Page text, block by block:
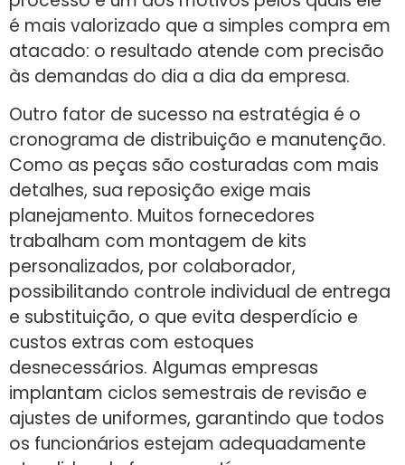
é mais valorizado que a simples compra em
atacado: o resultado atende com precisão
às demandas do dia a dia da empresa.
Outro fator de sucesso na estratégia é o
cronograma de distribuição e manutenção.
Como as peças são costuradas com mais
detalhes, sua reposição exige mais
planejamento. Muitos fornecedores
trabalham com montagem de kits
personalizados, por colaborador,
possibilitando controle individual de entrega
e substituição, o que evita desperdício e
custos extras com estoques
desnecessários. Algumas empresas
implantam ciclos semestrais de revisão e
ajustes de uniformes, garantindo que todos
os funcionários estejam adequadamente